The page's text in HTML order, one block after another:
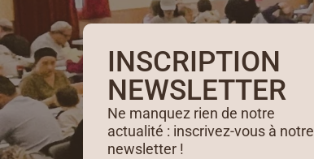
INSCRIPTION
NEWSLETTER
Ne manquez rien de notre
actualité : inscrivez-vous à notre
newsletter !